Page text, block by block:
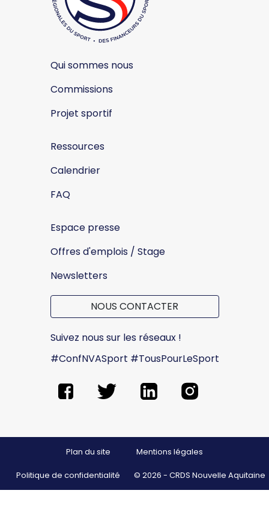
Qui sommes nous
Commissions
Projet sportif
Ressources
Calendrier
FAQ
Espace presse
Offres d'emplois / Stage
Newsletters
NOUS CONTACTER
Suivez nous sur les réseaux !
#ConfNVASport #TousPourLeSport
Plan du site Mentions légales
Politique de confidentialité © 2026 - CRDS Nouvelle Aquitaine